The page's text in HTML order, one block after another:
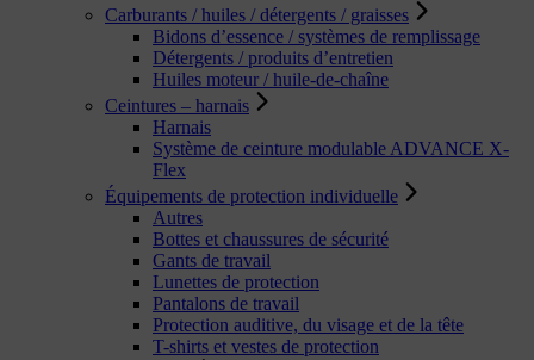
Carburants / huiles / détergents / graisses
Bidons d’essence / systèmes de remplissage
Détergents / produits d’entretien
Huiles moteur / huile-de-chaîne
Ceintures – harnais
Harnais
Système de ceinture modulable ADVANCE X-
Flex
Équipements de protection individuelle
Autres
Bottes et chaussures de sécurité
Gants de travail
Lunettes de protection
Pantalons de travail
Protection auditive, du visage et de la tête
T-shirts et vestes de protection